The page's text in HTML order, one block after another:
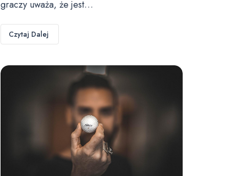
graczy uważa, że jest…
Czytaj Dalej